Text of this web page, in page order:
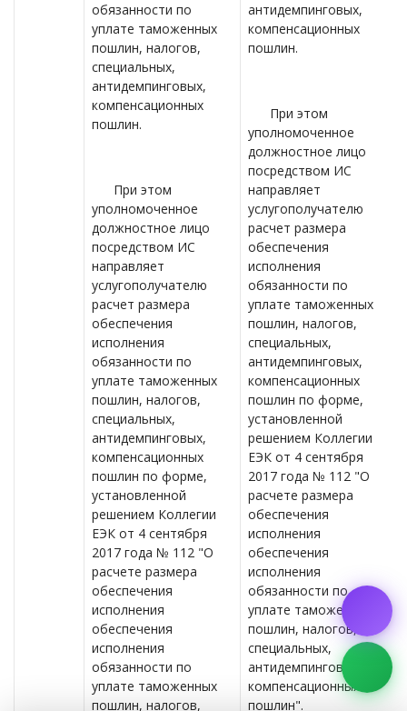
обязанности по
уплате таможенных
пошлин, налогов,
специальных,
антидемпинговых,
компенсационных
пошлин.
При этом
уполномоченное
должностное лицо
посредством ИС
направляет
услугополучателю
расчет размера
обеспечения
исполнения
обязанности по
уплате таможенных
пошлин, налогов,
специальных,
антидемпинговых,
компенсационных
пошлин по форме,
установленной
решением Коллегии
ЕЭК от 4 сентября
2017 года № 112 "О
расчете размера
обеспечения
исполнения
обеспечения
исполнения
обязанности по
уплате таможенных
пошлин, налогов,
антидемпинговых,
компенсационных
пошлин.
При этом
уполномоченное
должностное лицо
посредством ИС
направляет
услугополучателю
расчет размера
обеспечения
исполнения
обязанности по
уплате таможенных
пошлин, налогов,
специальных,
антидемпинговых,
компенсационных
пошлин по форме,
установленной
решением Коллегии
ЕЭК от 4 сентября
2017 года № 112 "О
расчете размера
обеспечения
исполнения
обеспечения
исполнения
обязанности по
уплате таможенных
пошлин, налогов,
специальных,
антидемпинговых,
компенсационных
пошлин".